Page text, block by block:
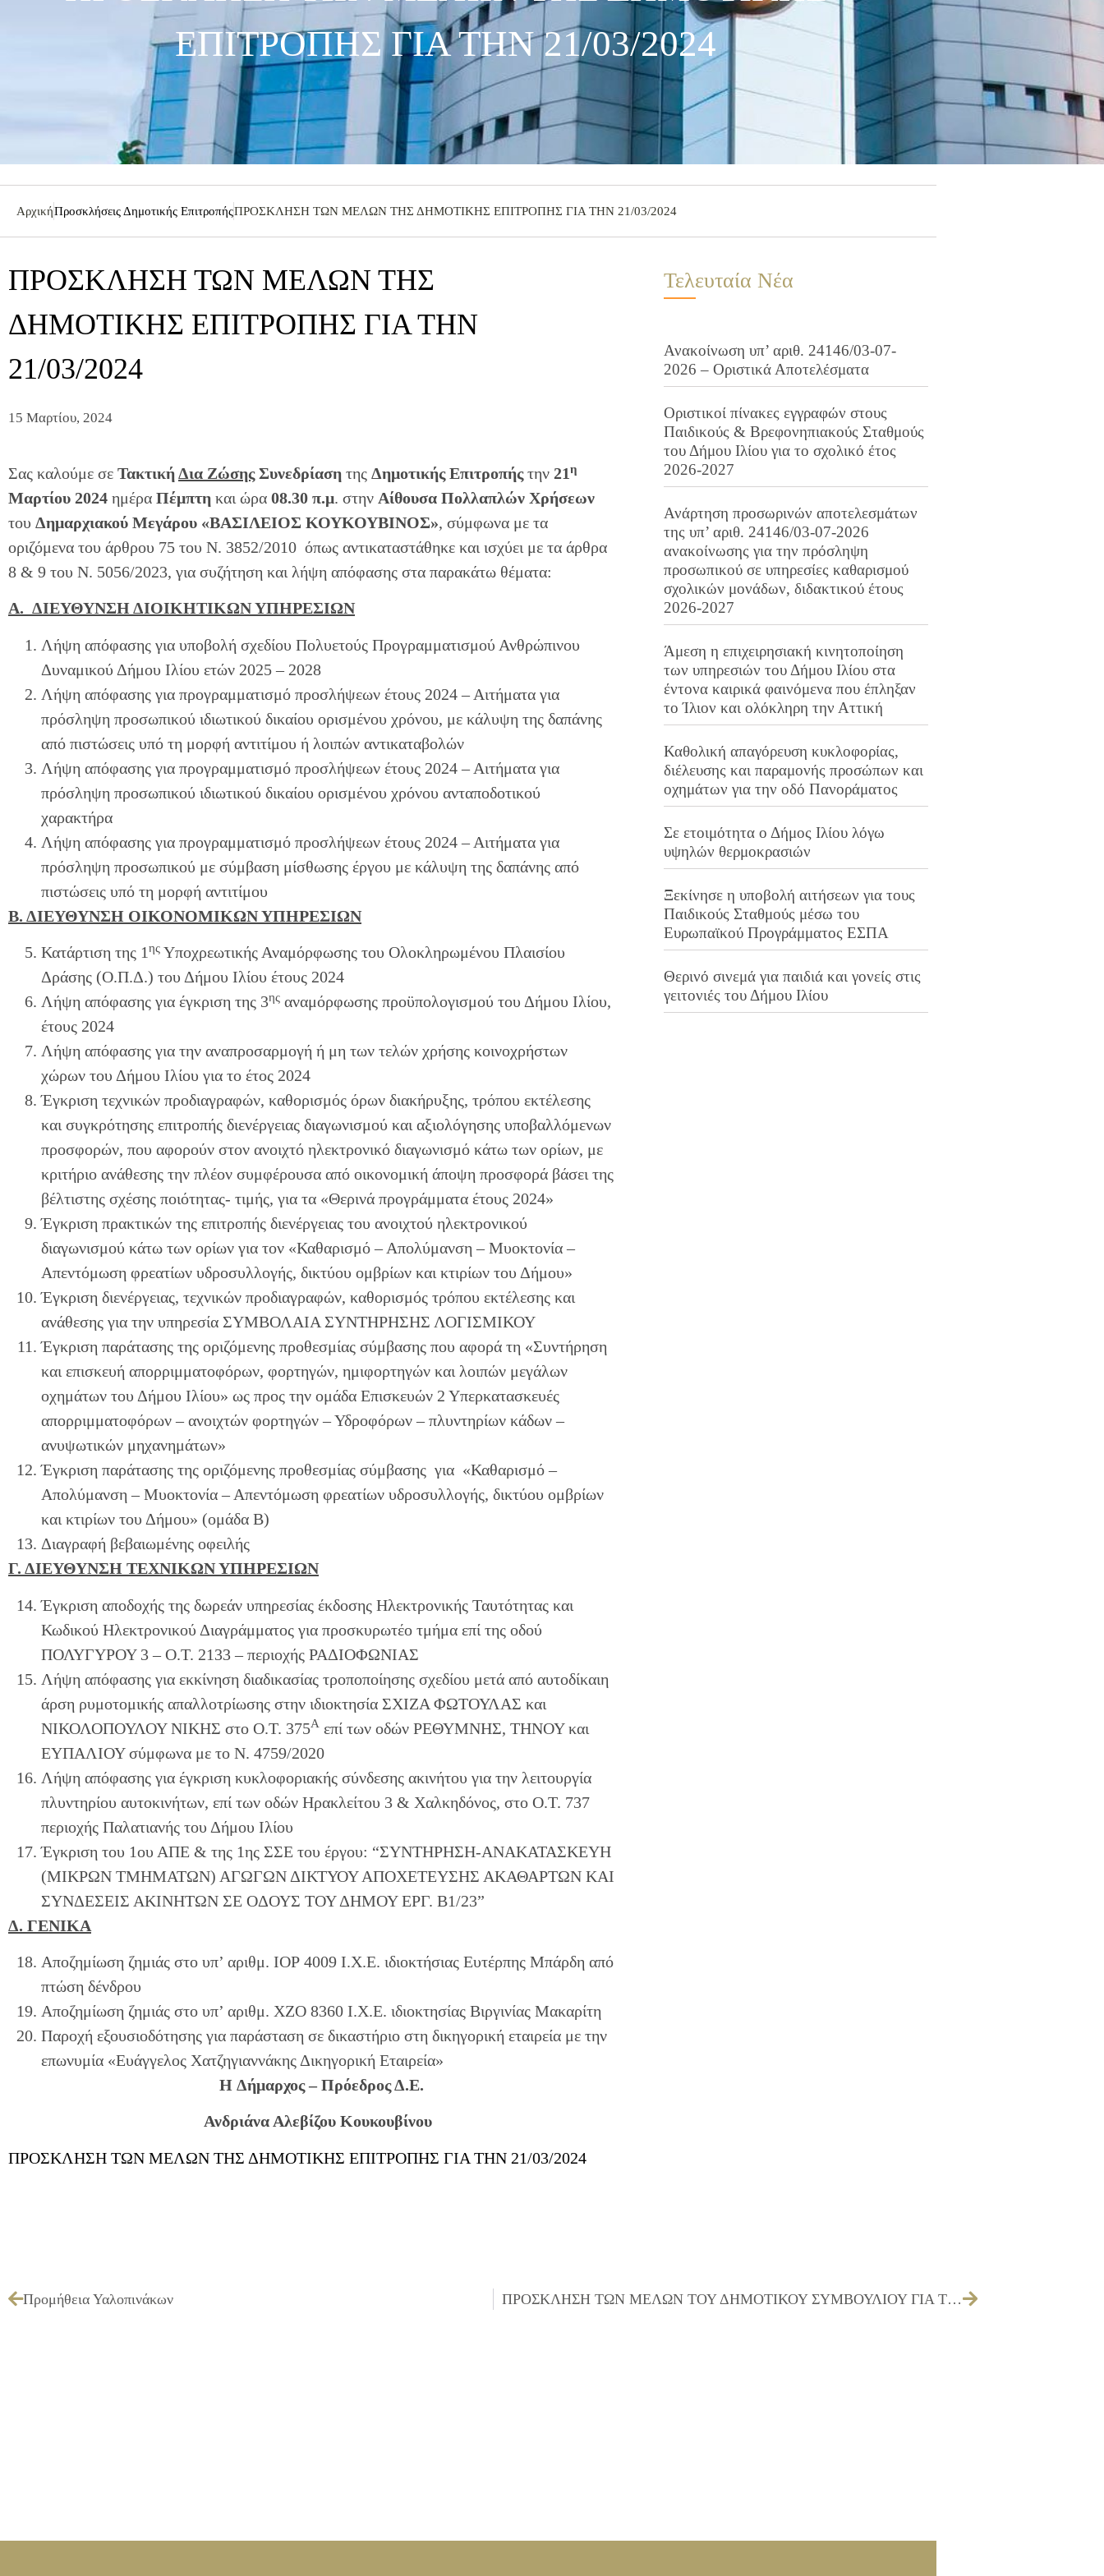
ΕΠΙΤΡΟΠΗΣ ΓΙΑ ΤΗΝ 21/03/2024
ΑρχικήΠροσκλήσεις Δημοτικής ΕπιτροπήςΠΡΟΣΚΛΗΣΗ ΤΩΝ ΜΕΛΩΝ ΤΗΣ ΔΗΜΟΤΙΚΗΣ ΕΠΙΤΡΟΠΗΣ ΓΙΑ ΤΗΝ 21/03/2024
ΠΡΟΣΚΛΗΣΗ ΤΩΝ ΜΕΛΩΝ ΤΗΣ
ΔΗΜΟΤΙΚΗΣ ΕΠΙΤΡΟΠΗΣ ΓΙΑ ΤΗΝ
21/03/2024
15 Μαρτίου, 2024
Σας καλούμε σε ΤακτικήΔια ΖώσηςΣυνεδρίαση της Δημοτικής Επιτροπήςτην 21η
Μαρτίου 2024 ημέρα Πέμπτη και ώρα 08.30 π.μ. στην Αίθουσα Πολλαπλών Χρήσεων
του Δημαρχιακού Μεγάρου «ΒΑΣΙΛΕΙΟΣ ΚΟΥΚΟΥΒΙΝΟΣ», σύμφωνα με τα
οριζόμενα του άρθρου 75 του Ν. 3852/2010 όπως αντικαταστάθηκε και ισχύει με τα άρθρα
8 & 9 του Ν. 5056/2023, για συζήτηση και λήψη απόφασης στα παρακάτω θέματα:
Α. ΔΙΕΥΘΥΝΣΗ ΔΙΟΙΚΗΤΙΚΩΝ ΥΠΗΡΕΣΙΩΝ
Λήψη απόφασης για υποβολή σχεδίου Πολυετούς Προγραμματισμού Ανθρώπινου
Δυναμικού Δήμου Ιλίου ετών 2025 – 2028
Λήψη απόφασης για προγραμματισμό προσλήψεων έτους 2024 – Αιτήματα για
πρόσληψη προσωπικού ιδιωτικού δικαίου ορισμένου χρόνου, με κάλυψη της δαπάνης
από πιστώσεις υπό τη μορφή αντιτίμου ή λοιπών αντικαταβολών
Λήψη απόφασης για προγραμματισμό προσλήψεων έτους 2024 – Αιτήματα για
πρόσληψη προσωπικού ιδιωτικού δικαίου ορισμένου χρόνου ανταποδοτικού
χαρακτήρα
Λήψη απόφασης για προγραμματισμό προσλήψεων έτους 2024 – Αιτήματα για
πρόσληψη προσωπικού με σύμβαση μίσθωσης έργου με κάλυψη της δαπάνης από
πιστώσεις υπό τη μορφή αντιτίμου
Β. ΔΙΕΥΘΥΝΣΗ ΟΙΚΟΝΟΜΙΚΩΝ ΥΠΗΡΕΣΙΩΝ
Κατάρτιση της 1 ης Υποχρεωτικής Αναμόρφωσης του Ολοκληρωμένου Πλαισίου
Δράσης (Ο.Π.Δ.) του Δήμου Ιλίου έτους 2024
Λήψη απόφασης για έγκριση της 3ης αναμόρφωσης προϋπολογισμού του Δήμου Ιλίου,
έτους 2024
Λήψη απόφασης για την αναπροσαρμογή ή μη των τελών χρήσης κοινοχρήστων
χώρων του Δήμου Ιλίου για το έτος 2024
Έγκριση τεχνικών προδιαγραφών, καθορισμός όρων διακήρυξης, τρόπου εκτέλεσης
και συγκρότησης επιτροπής διενέργειας διαγωνισμού και αξιολόγησης υποβαλλόμενων
προσφορών, που αφορούν στον ανοιχτό ηλεκτρονικό διαγωνισμό κάτω των ορίων, με
κριτήριο ανάθεσης την πλέον συμφέρουσα από οικονομική άποψη προσφορά βάσει της
βέλτιστης σχέσης ποιότητας- τιμής, για τα «Θερινά προγράμματα έτους 2024»
Έγκριση πρακτικών της επιτροπής διενέργειας του ανοιχτού ηλεκτρονικού
διαγωνισμού κάτω των ορίων για τον «Καθαρισμό – Απολύμανση – Μυοκτονία –
Απεντόμωση φρεατίων υδροσυλλογής, δικτύου ομβρίων και κτιρίων του Δήμου»
Έγκριση διενέργειας, τεχνικών προδιαγραφών, καθορισμός τρόπου εκτέλεσης και
ανάθεσης για την υπηρεσία ΣΥΜΒΟΛΑΙΑ ΣΥΝΤΗΡΗΣΗΣ ΛΟΓΙΣΜΙΚΟΥ
Έγκριση παράτασης της οριζόμενης προθεσμίας σύμβασης που αφορά τη «Συντήρηση
και επισκευή απορριμματοφόρων, φορτηγών, ημιφορτηγών και λοιπών μεγάλων
οχημάτων του Δήμου Ιλίου» ως προς την ομάδα Επισκευών 2 Υπερκατασκευές
απορριμματοφόρων – ανοιχτών φορτηγών – Υδροφόρων – πλυντηρίων κάδων –
ανυψωτικών μηχανημάτων»
Έγκριση παράτασης της οριζόμενης προθεσμίας σύμβασης για «Καθαρισμό –
Απολύμανση – Μυοκτονία – Απεντόμωση φρεατίων υδροσυλλογής, δικτύου ομβρίων
και κτιρίων του Δήμου» (ομάδα Β)
Διαγραφή βεβαιωμένης οφειλής
Γ. ΔΙΕΥΘΥΝΣΗ ΤΕΧΝΙΚΩΝ ΥΠΗΡΕΣΙΩΝ
Έγκριση αποδοχής της δωρεάν υπηρεσίας έκδοσης Ηλεκτρονικής Ταυτότητας και
Κωδικού Ηλεκτρονικού Διαγράμματος για προσκυρωτέο τμήμα επί της οδού
ΠΟΛΥΓΥΡΟΥ 3 – Ο.Τ. 2133 – περιοχής ΡΑΔΙΟΦΩΝΙΑΣ
Λήψη απόφασης για εκκίνηση διαδικασίας τροποποίησης σχεδίου μετά από αυτοδίκαιη
άρση ρυμοτομικής απαλλοτρίωσης στην ιδιοκτησία ΣΧΙΖΑ ΦΩΤΟΥΛΑΣ και
ΝΙΚΟΛΟΠΟΥΛΟΥ ΝΙΚΗΣ στο Ο.Τ. 375Α επί των οδών ΡΕΘΥΜΝΗΣ, ΤΗΝΟΥ και
ΕΥΠΑΛΙΟΥ σύμφωνα με το Ν. 4759/2020
Λήψη απόφασης για έγκριση κυκλοφοριακής σύνδεσης ακινήτου για την λειτουργία
πλυντηρίου αυτοκινήτων, επί των οδών Ηρακλείτου 3 & Χαλκηδόνος, στο Ο.Τ. 737
περιοχής Παλατιανής του Δήμου Ιλίου
Έγκριση του 1ου ΑΠΕ & της 1ης ΣΣΕ του έργου: “ΣΥΝΤΗΡΗΣΗ-ΑΝΑΚΑΤΑΣΚΕΥΗ
(ΜΙΚΡΩΝ ΤΜΗΜΑΤΩΝ) ΑΓΩΓΩΝ ΔΙΚΤΥΟΥ ΑΠΟΧΕΤΕΥΣΗΣ ΑΚΑΘΑΡΤΩΝ ΚΑΙ
ΣΥΝΔΕΣΕΙΣ ΑΚΙΝΗΤΩΝ ΣΕ ΟΔΟΥΣ ΤΟΥ ΔΗΜΟΥ ΕΡΓ. Β1/23”
Δ. ΓΕΝΙΚΑ
Αποζημίωση ζημιάς στο υπ’ αριθμ. ΙΟΡ 4009 Ι.Χ.Ε. ιδιοκτήσιας Ευτέρπης Μπάρδη από
πτώση δένδρου
Αποζημίωση ζημιάς στο υπ’ αριθμ. ΧΖΟ 8360 Ι.Χ.Ε. ιδιοκτησίας Βιργινίας Μακαρίτη
Παροχή εξουσιοδότησης για παράσταση σε δικαστήριο στη δικηγορική εταιρεία με την
επωνυμία «Ευάγγελος Χατζηγιαννάκης Δικηγορική Εταιρεία»
H Δήμαρχος – Πρόεδρος Δ.Ε.
Ανδριάνα Αλεβίζου Κουκουβίνου
ΠΡΟΣΚΛΗΣΗ ΤΩΝ ΜΕΛΩΝ ΤΗΣ ΔΗΜΟΤΙΚΗΣ ΕΠΙΤΡΟΠΗΣ ΓΙΑ ΤΗΝ 21/03/2024
Τελευταία Νέα
Ανακοίνωση υπ’ αριθ. 24146/03-07-
2026 – Οριστικά Αποτελέσματα
Οριστικοί πίνακες εγγραφών στους
Παιδικούς & Βρεφονηπιακούς Σταθμούς
του Δήμου Ιλίου για το σχολικό έτος
2026-2027
Ανάρτηση προσωρινών αποτελεσμάτων
της υπ’ αριθ. 24146/03-07-2026
ανακοίνωσης για την πρόσληψη
προσωπικού σε υπηρεσίες καθαρισμού
σχολικών μονάδων, διδακτικού έτους
2026-2027
Άμεση η επιχειρησιακή κινητοποίηση
των υπηρεσιών του Δήμου Ιλίου στα
έντονα καιρικά φαινόμενα που έπληξαν
το Ίλιον και ολόκληρη την Αττική
Καθολική απαγόρευση κυκλοφορίας,
διέλευσης και παραμονής προσώπων και
οχημάτων για την οδό Πανοράματος
Σε ετοιμότητα ο Δήμος Ιλίου λόγω
υψηλών θερμοκρασιών
Ξεκίνησε η υποβολή αιτήσεων για τους
Παιδικούς Σταθμούς μέσω του
Ευρωπαϊκού Προγράμματος ΕΣΠΑ
Θερινό σινεμά για παιδιά και γονείς στις
γειτονιές του Δήμου Ιλίου
Προμήθεια Υαλοπινάκων ΠΡΟΣΚΛΗΣΗ ΤΩΝ ΜΕΛΩΝ ΤΟΥ ΔΗΜΟΤΙΚΟΥ ΣΥΜΒΟΥΛΙΟΥ ΓΙΑ ΤΗΝ 21/03/2024